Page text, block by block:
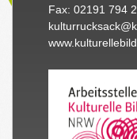
Fax: 02191 794